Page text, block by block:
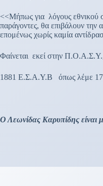
<<Μήπως για λόγους εθνικού
παράγοντες, θα επιβάλουν
επομένως χωρίς καμία
Φαίνεται εκεί στην
1881 Ε.Σ.Α.Υ.Β όπως λέμε
Ο Λεωνίδας Καρυπίδης